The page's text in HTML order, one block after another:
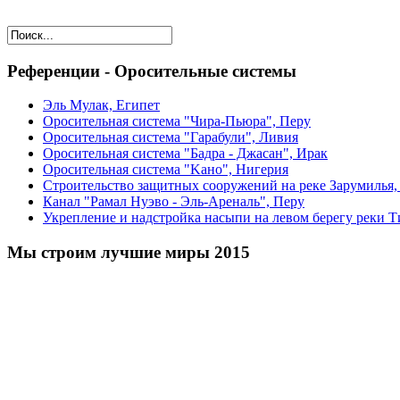
Референции - Оросительные системы
Эль Мулак, Египет
Оросительная система "Чира-Пьюра", Перу
Оросительная система "Гарабули", Ливия
Оросительная система "Бадра - Джасан", Ирак
Оросительная система "Kaнo", Нигерия
Строительство защитных сооружений на реке
Канал "Рамал Нуэво - Эль-Ареналь", Перу
Укрепление и надстройка насыпи на левом берегу реки
Мы строим лучшие миры 2015